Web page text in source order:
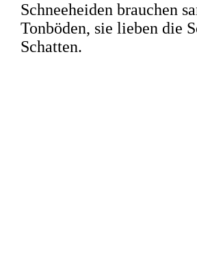
Schneeheiden brauchen
Tonböden, sie lieben die
Schatten.